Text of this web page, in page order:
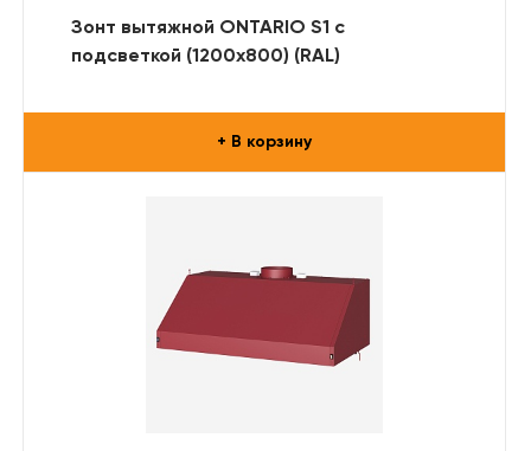
Зонт вытяжной ONTARIO S1 с
подсветкой (1200x800) (RAL)
+ В корзину